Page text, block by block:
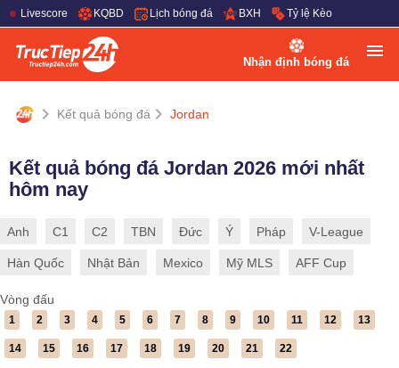
Livescore KQBD Lịch bóng đá BXH Tỷ lệ Kèo
Nhận định bóng đá
Kết quả bóng đá Jordan
Kết quả bóng đá Jordan 2026 mới nhất
hôm nay
Anh C1 C2 TBN Đức Ý Pháp V-League
Hàn Quốc Nhật Bản Mexico Mỹ MLS AFF Cup
Vòng đấu
1 2 3 4 5 6 7 8 9 10 11 12 13
14 15 16 17 18 19 20 21 22